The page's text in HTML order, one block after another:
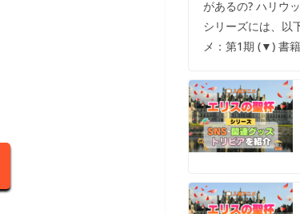
があるの? ハリウ
シリーズには、
メ：第1期 (▼) 書